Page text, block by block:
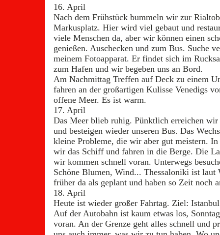
16. April
Nach dem Frühstück bummeln wir zur
Markusplatz. Hier wird viel gebaut und
viele Menschen da, aber wir können einen
genießen. Auschecken und zum Bus. Suche
meinem Fotoapparat. Er findet sich im
zum Hafen und wir begeben uns an Bord.
Am Nachmittag Treffen auf Deck zu einem
fahren an der großartigen Kulisse Venedigs
offene Meer. Es ist warm.
17. April
Das Meer blieb ruhig. Pünktlich erreichen
und besteigen wieder unseren Bus. Das
kleine Probleme, die wir aber gut meistern.
wir das Schiff und fahren in die Berge. Die
wir kommen schnell voran. Unterwegs
Schöne Blumen, Wind... Thessaloniki ist laut
früher da als geplant und haben so Zeit noch
18. April
Heute ist wieder großer Fahrtag. Ziel:
Auf der Autobahn ist kaum etwas los,
voran. An der Grenze geht alles schnell und